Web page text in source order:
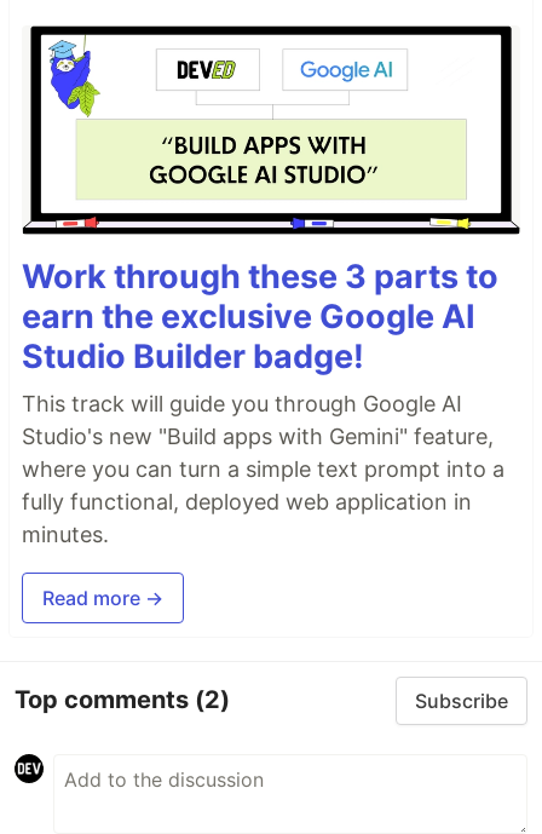
Work through these 3 parts to
earn the exclusive Google AI
Studio Builder badge!
This track will guide you through Google AI
Studio's new "Build apps with Gemini" feature,
where you can turn a simple text prompt into a
fully functional, deployed web application in
minutes.
Read more →
Top comments (2) Subscribe